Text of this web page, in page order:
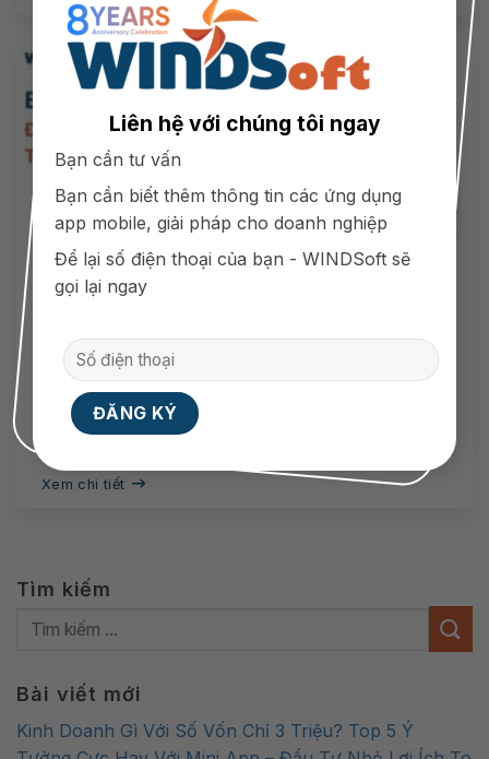
Liên hệ với chúng tôi ngay
Bạn cần tư vấn
Bạn cần biết thêm thông tin các ứng dụng
app mobile, giải pháp cho doanh nghiệp
Để lại số điện thoại của bạn - WINDSoft sẽ
gọi lại ngay
Bảng Giá Thiết Kế App Năm 2024 Được Tính
Dựa Theo Tiêu Chí Nào?
Có rất nhiều nhà kinh doanh khác nhau quan
tâm đến chi phí thiết kế...
Xem chi tiết
Tìm kiếm
Bài viết mới
Kinh Doanh Gì Với Số Vốn Chỉ 3 Triệu? Top 5 Ý